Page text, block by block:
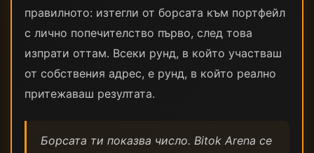
правилното: изтегли от борсата към портфейл
с лично попечителство първо, след това
изпрати оттам. Всеки рунд, в който участваш
от собствения адрес, е рунд, в който реално
притежаваш резултата.
Борсата ти показва число. Bitok Arena се